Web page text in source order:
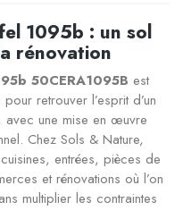
1095b : un sol
rénovation
50CERA1095B est
retrouver l’esprit d’un
une mise en œuvre
Chez Sols & Nature,
entrées, pièces de
et rénovations où l’on
multiplier les contraintes